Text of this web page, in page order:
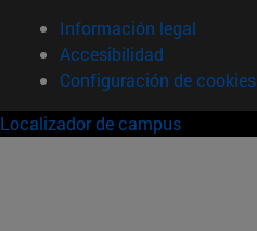
Información legal
Accesibilidad
Configuración de cookies
Localizador de campus